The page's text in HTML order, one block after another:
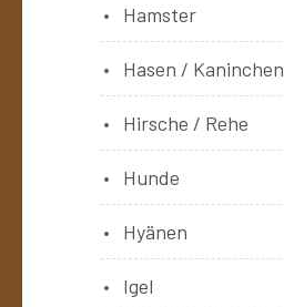
Hamster
Hasen / Kaninchen
Hirsche / Rehe
Hunde
Hyänen
Igel